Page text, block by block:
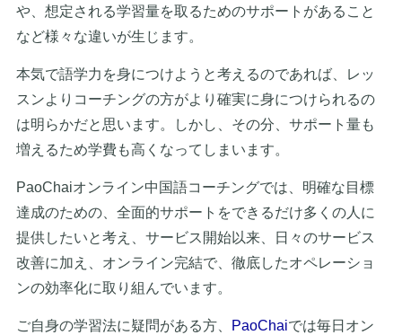
や、想定される学習量を取るためのサポートがあること
など様々な違いが生じます。
本気で語学力を身につけようと考えるのであれば、レッ
スンよりコーチングの方がより確実に身につけられるの
は明らかだと思います。しかし、その分、サポート量も
増えるため学費も高くなってしまいます。
PaoChaiオンライン中国語コーチングでは、明確な目標
達成のための、全面的サポートをできるだけ多くの人に
提供したいと考え、サービス開始以来、日々のサービス
改善に加え、オンライン完結で、徹底したオペレーショ
ンの効率化に取り組んでいます。
ご自身の学習法に疑問がある方、 PaoChaiでは毎日オン